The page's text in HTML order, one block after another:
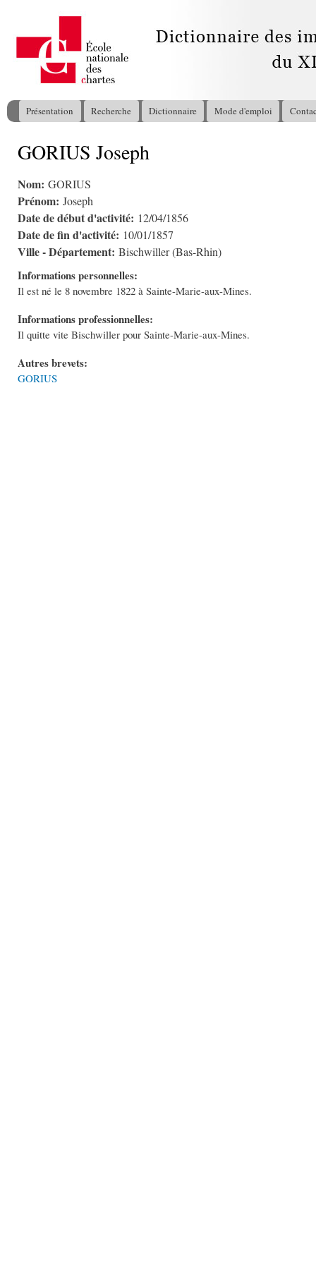
Menu principal
Présentation Recherche Dictionnaire Mode d'emploi
Vous êtes ici
GORIUS Joseph
Nom: GORIUS
Prénom: Joseph
Date de début d'activité: 12/04/1856
Date de fin d'activité: 10/01/1857
Ville - Département: Bischwiller (Bas-Rhin)
Informations personnelles:
Il est né le 8 novembre 1822 à Sainte-Marie-aux-Mines.
Informations professionnelles:
Il quitte vite Bischwiller pour Sainte-Marie-aux-Mines.
Autres brevets:
GORIUS